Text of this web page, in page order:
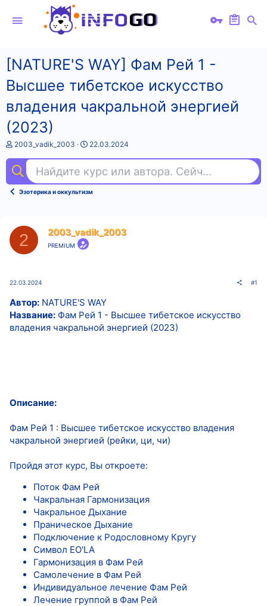
[NATURE'S WAY] Фам Рей 1 -
Высшее тибетское искусство
владения чакральной энергией
(2023)
А
т
о
т
2003_vadik_2003
Д
а
н
а
а
22.03.2024
Найдите курс или автора. Сейчас ищут
Эзотерика и оккультизм
2 2003_vadik_2003
PREMIUM
22.03.2024 #1
Автор: NATURE'S WAY
Название: Фам Рей 1 - Высшее тибетское искусство
владения чакральной энергией (2023)
Описание:
Фам Рей 1 : Высшее тибетское искусство владения
чакральной энергией (рейки, ци, чи)
Пройдя этот курс, Вы откроете:
Поток Фам Рей
Чакральная Гармонизация
Чакральное Дыхание
Праническое Дыхание
Подключение к Родословному Кругу
Символ EO'LA
Гармонизация в Фам Рей
Самолечение в Фам Рей
Индивидуальное лечение Фам Рей
Лечение группой в Фам Рей